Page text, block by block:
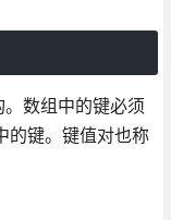
数组中的键必须
的键。键值对也称